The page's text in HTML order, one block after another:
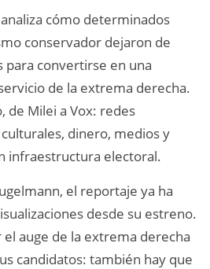
cómo determinados
conservador dejaron de
para convertirse en una
de la extrema derecha.
de Milei a Vox: redes
dinero, medios y
infraestructura electoral.
el reportaje ya ha
desde su estreno.
auge de la extrema derecha
candidatos: también hay que